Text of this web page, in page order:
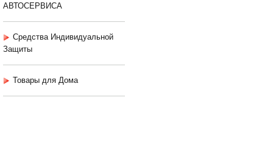
АВТОСЕРВИСА
Средства Индивидуальной
Защиты
Товары для Дома